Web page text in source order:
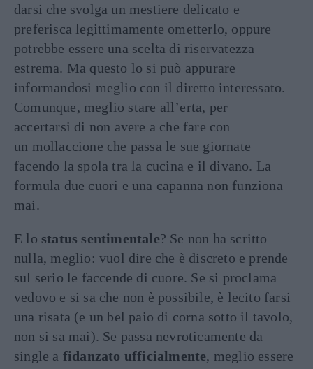
darsi che svolga un mestiere delicato e
preferisca legittimamente ometterlo, oppure
potrebbe essere una scelta di riservatezza
estrema. Ma questo lo si può appurare
informandosi meglio con il diretto interessato.
Comunque, meglio stare all’erta, per
accertarsi di non avere a che fare con
un mollaccione che passa le sue giornate
facendo la spola tra la cucina e il divano. La
formula due cuori e una capanna non funziona
mai.
E lo status sentimentale? Se non ha scritto
nulla, meglio: vuol dire che è discreto e prende
sul serio le faccende di cuore. Se si proclama
vedovo e si sa che non è possibile, è lecito farsi
una risata (e un bel paio di corna sotto il tavolo,
non si sa mai). Se passa nevroticamente da
single a fidanzato ufficialmente, meglio essere